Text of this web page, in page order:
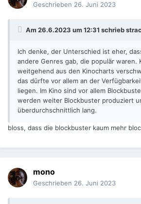
Geschrieben 26. Juni 2023
Am 26.6.2023 um 12:31 schrieb
Ich denke, der Unterschied ist eher,
andere Genres gab, die populär waren.
weitgehend aus den Kinocharts
das dürfte vor allem an der
liegen. Im Kino sind vor allem
werden weiter Blockbuster produziert
überdurchschnittlich lang.
bloss, dass die blockbuster kaum mehr
mono
Geschrieben 26. Juni 2023